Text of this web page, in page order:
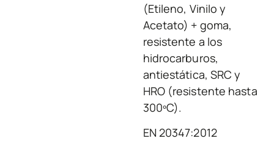
(Etileno, Vinilo y
Acetato) + goma,
resistente a los
hidrocarburos,
antiestática, SRC y
HRO (resistente hasta
300ºC).
EN 20347:2012